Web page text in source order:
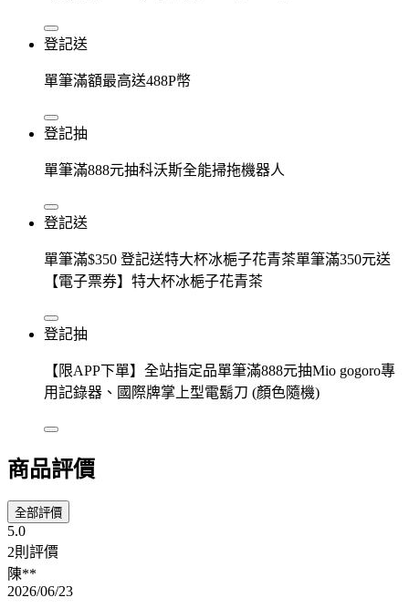
登記送
單筆滿額最高送488P幣
登記抽
單筆滿888元抽科沃斯全能掃拖機器人
登記送
單筆滿$350 登記送特大杯冰梔子花青茶單筆滿350元送
【電子票券】特大杯冰梔子花青茶
登記抽
【限APP下單】全站指定品單筆滿888元抽Mio gogoro專
用記錄器、國際牌掌上型電鬍刀 (顏色隨機)
商品評價
全部評價
5.0
2則評價
陳**
2026/06/23